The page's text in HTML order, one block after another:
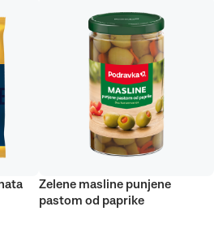
Zelene masline punjene
pastom od paprike